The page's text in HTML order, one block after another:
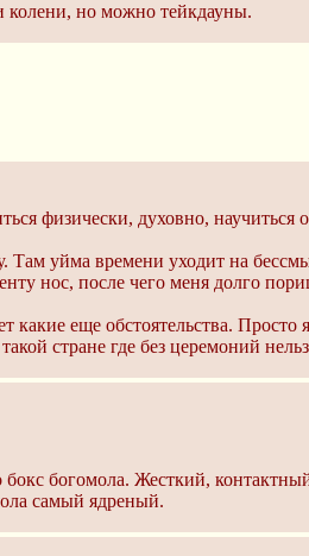
колени, но можно тейкдауны.
физически, духовно,
уйма времени уходит на
нос, после чего меня долго
еще обстоятельства.
стране где без церемоний
богомола. Жесткий,
самый ядреный.